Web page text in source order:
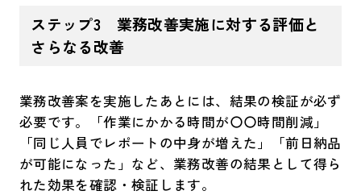
ステップ3 業務改善実施に対する評価と
さらなる改善
業務改善案を実施したあとには、結果の検証が必ず
必要です。「作業にかかる時間が〇〇時間削減」
「同じ人員でレポートの中身が増えた」「前日納品
が可能になった」など、業務改善の結果として得ら
れた効果を確認・検証します。